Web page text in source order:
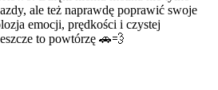
ale też naprawdę poprawić swoje
emocji, prędkości i czystej
to powtórzę 🚗💨